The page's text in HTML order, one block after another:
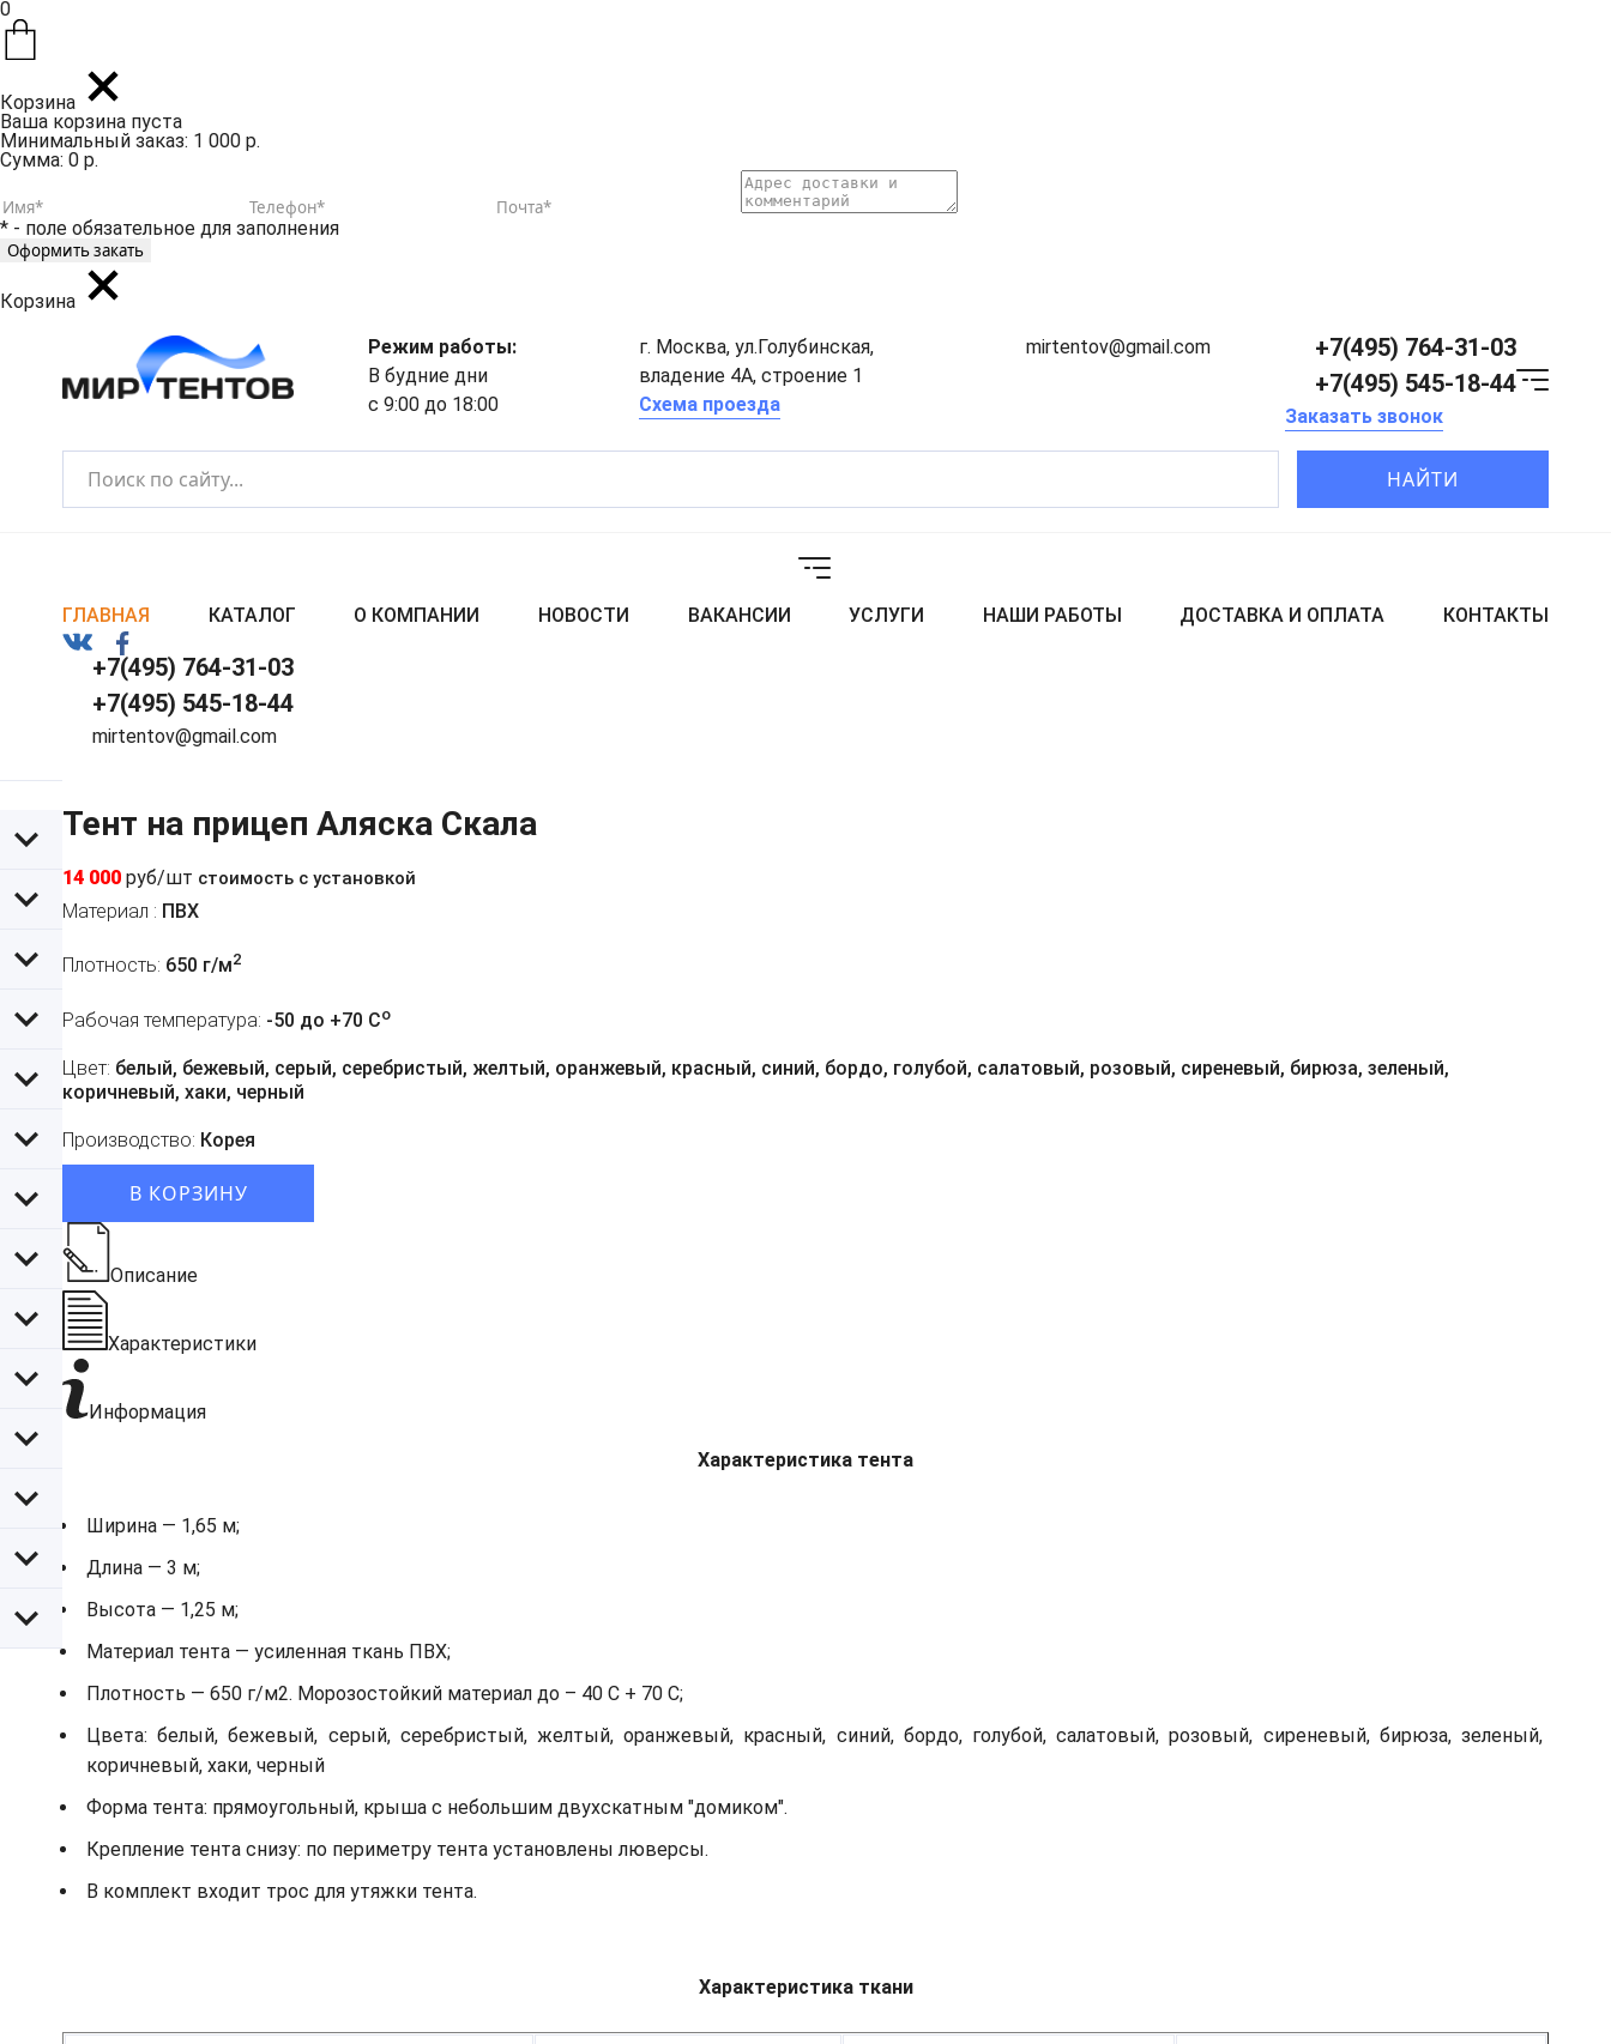
0
Корзина
Ваша корзина пуста
Минимальный заказ: 1 000 р.
Сумма: 0 р.
* - поле обязательное для заполнения
Корзина
Режим работы:
В будние дни
с 9:00 до 18:00
г. Москва, ул.Голубинская,
владение 4А, строение 1
Схема проезда
mirtentov@gmail.com
+7(495) 764-31-03
+7(495) 545-18-44
Заказать звонок
НАЙТИ
ГЛАВНАЯ КАТАЛОГ О КОМПАНИИ НОВОСТИ ВАКАНСИИ УСЛУГИ НАШИ РАБОТЫ ДОСТАВКА И ОПЛАТА КОНТАКТЫ
+7(495) 764-31-03
+7(495) 545-18-44
mirtentov@gmail.com
Тент на прицеп Аляска Скала
14 000 руб/шт стоимость с установкой
Материал : ПВХ
Плотность: 650 г/м2
Рабочая температура: -50 до +70 Co
Цвет: белый, бежевый, серый, серебристый, желтый, оранжевый, красный, синий, бордо, голубой, салатовый, розовый, сиреневый, бирюза, зеленый,
коричневый, хаки, черный
Производство: Корея
В КОРЗИНУ
Описание
Характеристики
Информация
Характеристика тента
Ширина — 1,65 м;
Длина — 3 м;
Высота — 1,25 м;
Материал тента — усиленная ткань ПВХ;
Плотность — 650 г/м2. Морозостойкий материал до – 40 С + 70 С;
Цвета: белый, бежевый, серый, серебристый, желтый, оранжевый, красный, синий, бордо, голубой, салатовый, розовый, сиреневый, бирюза, зеленый,
коричневый, хаки, черный
Форма тента: прямоугольный, крыша с небольшим двухскатным "домиком".
Крепление тента снизу: по периметру тента установлены люверсы.
В комплект входит трос для утяжки тента.
Характеристика ткани